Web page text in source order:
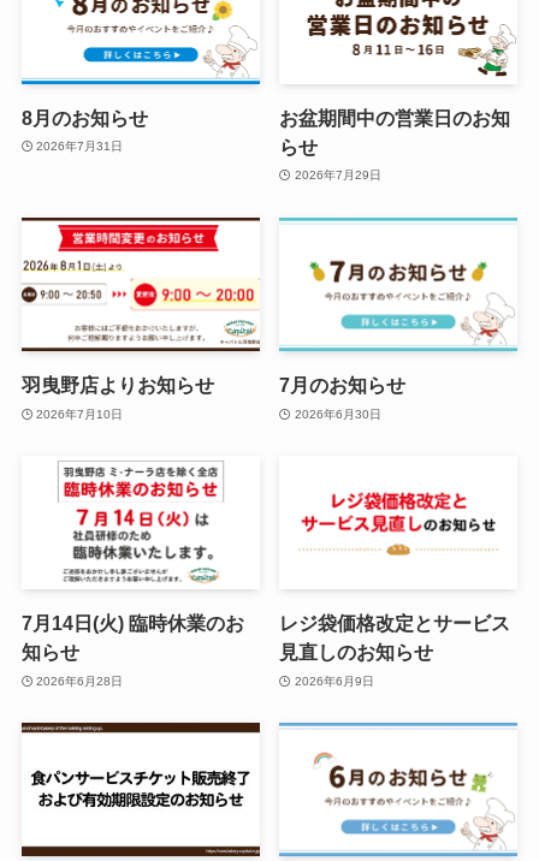
8月のお知らせ
2026年7月31日
お盆期間中の営業日のお知
らせ
2026年7月29日
羽曳野店よりお知らせ
2026年7月10日
7月のお知らせ
2026年6月30日
7月14日(火) 臨時休業のお
知らせ
2026年6月28日
レジ袋価格改定とサービス
見直しのお知らせ
2026年6月9日